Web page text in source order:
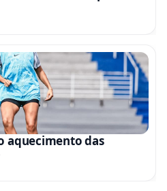
aquecimento das